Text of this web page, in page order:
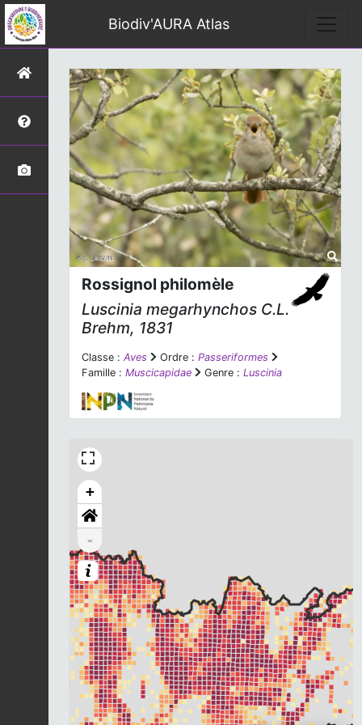
Biodiv'AURA Atlas
Rossignol philomèle
Luscinia megarhynchos C.L.
Brehm, 1831
Classe : Aves Ordre : Passeriformes
Famille : Muscicapidae Genre : Luscinia
+
-